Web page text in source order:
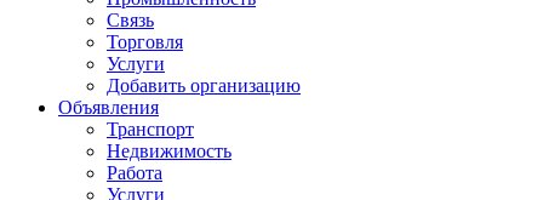
Связь
Торговля
Услуги
Добавить организацию
Объявления
Транспорт
Недвижимость
Работа
Услуги